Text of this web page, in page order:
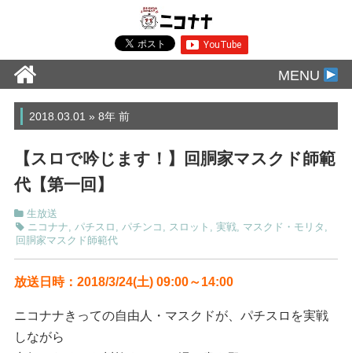
MENU
2018.03.01 » 8年 前
【スロで吟じます！】回胴家マスクド師範
代【第一回】
生放送
ニコナナ
パチスロ パチンコ スロット 実戦, マスクド・モリタ
回胴家マスクド師範代
放送日時：2018/3/24(土) 09:00～14:00
ニコナナきっての自由人・マスクドが、パチスロを実戦
しながら